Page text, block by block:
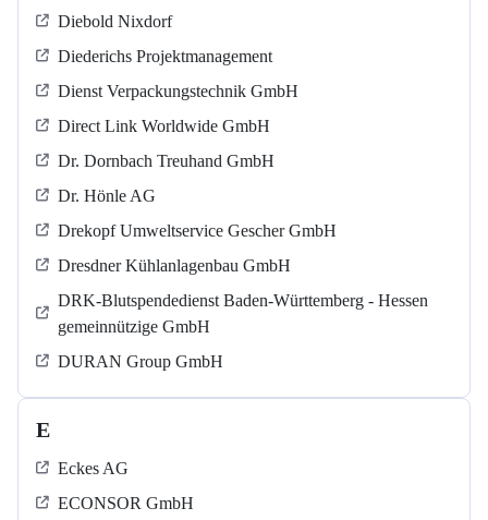
Diebold Nixdorf
Diederichs Projektmanagement
Dienst Verpackungstechnik GmbH
Direct Link Worldwide GmbH
Dr. Dornbach Treuhand GmbH
Dr. Hönle AG
Drekopf Umweltservice Gescher GmbH
Dresdner Kühlanlagenbau GmbH
DRK-Blutspendedienst Baden-Württemberg - Hessen
gemeinnützige GmbH
DURAN Group GmbH
E
Eckes AG
ECONSOR GmbH